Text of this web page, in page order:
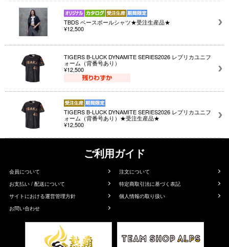
TBDS ベースボールシャツ★受注生産品★
¥12,500
TIGERS B-LUCK DYNAMITE SERIES2026 レプリカユニフ
ォーム（背番号あり）
¥12,500
TIGERS B-LUCK DYNAMITE SERIES2026 レプリカユニフ
ォーム（背番号あり）★受注生産品★
¥12,500
ご利用ガイド
会員について
注文について
お支払い / 配送について
特定商取引法に基づく表記
サイトにおける運営管理方針
個人情報の取り扱い
お問い合わせ